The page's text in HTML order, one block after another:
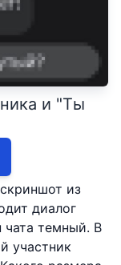
и "Ты
из
диалог
темный. В
участник